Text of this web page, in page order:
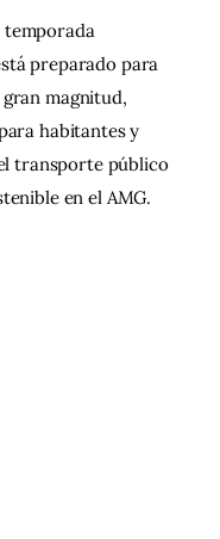
temporada
preparado para
magnitud,
habitantes y
transporte público
en el AMG.